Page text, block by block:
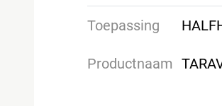
Toepassing
Productnaam